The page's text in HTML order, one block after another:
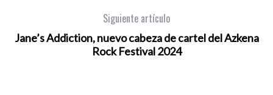
Siguiente artículo
Jane’s Addiction, nuevo cabeza de cartel del Azkena
Rock Festival 2024